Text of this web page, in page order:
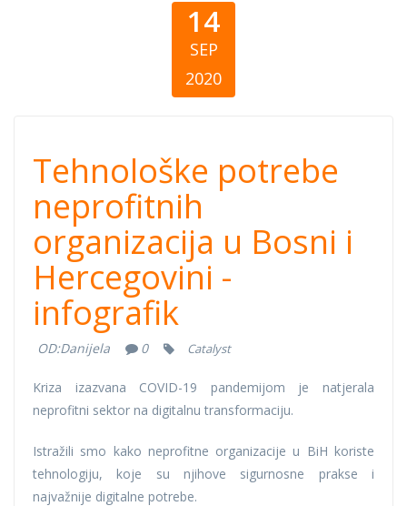
14
SEP
2020
Tehnološke
potrebe
neprofitnih
organizacija u
Bosni i
Hercegovini
Tehnološke potrebe
neprofitnih
organizacija u Bosni i
Hercegovini -
infografik
OD:Danijela 0 Catalyst
Kriza izazvana COVID-19 pandemijom je natjerala
neprofitni sektor na digitalnu transformaciju.
Istražili smo kako neprofitne organizacije u BiH koriste
tehnologiju, koje su njihove sigurnosne prakse i
najvažnije digitalne potrebe.